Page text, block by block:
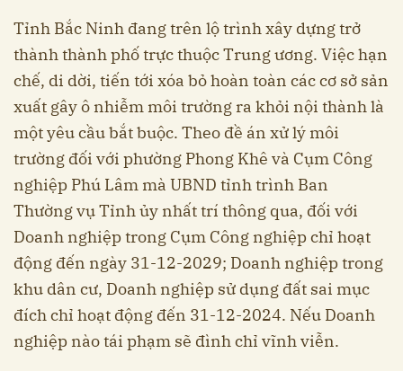
Tỉnh Bắc Ninh đang trên lộ trình xây dựng trở
thành thành phố trực thuộc Trung ương. Việc hạn
chế, di dời, tiến tới xóa bỏ hoàn toàn các cơ sở sản
xuất gây ô nhiễm môi trường ra khỏi nội thành là
một yêu cầu bắt buộc. Theo đề án xử lý môi
trường đối với phường Phong Khê và Cụm Công
nghiệp Phú Lâm mà UBND tỉnh trình Ban
Thường vụ Tỉnh ủy nhất trí thông qua, đối với
Doanh nghiệp trong Cụm Công nghiệp chỉ hoạt
động đến ngày 31-12-2029; Doanh nghiệp trong
khu dân cư, Doanh nghiệp sử dụng đất sai mục
đích chỉ hoạt động đến 31-12-2024. Nếu Doanh
nghiệp nào tái phạm sẽ đình chỉ vĩnh viễn.